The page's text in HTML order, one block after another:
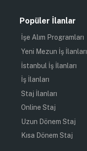
Popüler İlanlar
İşe Alım Programları
Yeni Mezun İş İlanları
İstanbul İş İlanları
İş İlanları
Staj İlanları
Online Staj
Uzun Dönem Staj
Kısa Dönem Staj